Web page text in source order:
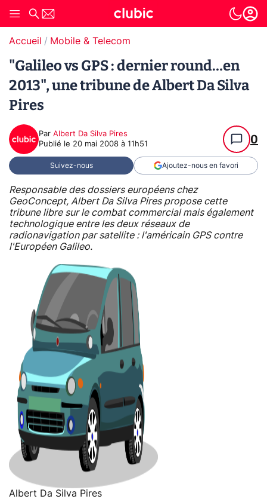
Accueil Mobile & Telecom
"Galileo vs GPS : dernier round…en
2013", une tribune de Albert Da Silva
Pires
Par Albert Da Silva Pires
Publié le 20 mai 2008 à 11h51 0
Suivez-nous Ajoutez-nous en favori
Responsable des dossiers européens chez
GeoConcept, Albert Da Silva Pires propose cette
tribune libre sur le combat commercial mais également
technologique entre les deux réseaux de
radionavigation par satellite : l'américain GPS contre
l'Européen Galileo.
Albert Da Silva Pires